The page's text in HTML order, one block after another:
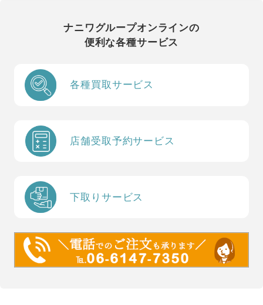
ナニワグループオンラインの
便利な各種サービス
各種買取サービス
店舗受取予約サービス
下取りサービス